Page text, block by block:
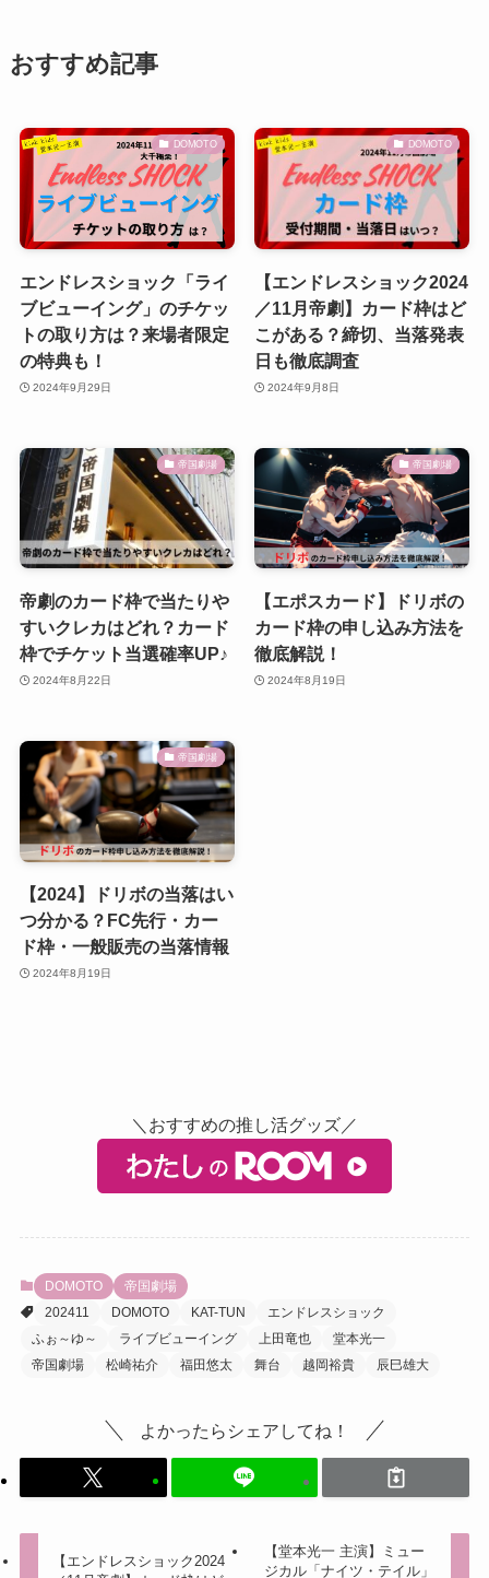
おすすめ記事
DOMOTO
エンドレスショック「ライ
ブビューイング」のチケッ
トの取り方は？来場者限定
の特典も！
2024年9月29日
DOMOTO
【エンドレスショック2024
／11月帝劇】カード枠はど
こがある？締切、当落発表
日も徹底調査
2024年9月8日
帝国劇場
帝劇のカード枠で当たりや
すいクレカはどれ？カード
枠でチケット当選確率UP♪
2024年8月22日
帝国劇場
【エポスカード】ドリボの
カード枠の申し込み方法を
徹底解説！
2024年8月19日
帝国劇場
【2024】ドリボの当落はい
つ分かる？FC先行・カー
ド枠・一般販売の当落情報
2024年8月19日
＼おすすめの推し活グッズ／
DOMOTO
帝国劇場
202411
DOMOTO KAT-TUN
エンドレスショック
ふぉ～ゆ～
ライブビューイング 上田竜也
堂本光一
帝国劇場
松崎祐介 福田悠太 舞台 越岡裕貴 辰巳雄大
よかったらシェアしてね！
【エンドレスショック2024
【堂本光一 主演】ミュー
ジカル「ナイツ・テイル」